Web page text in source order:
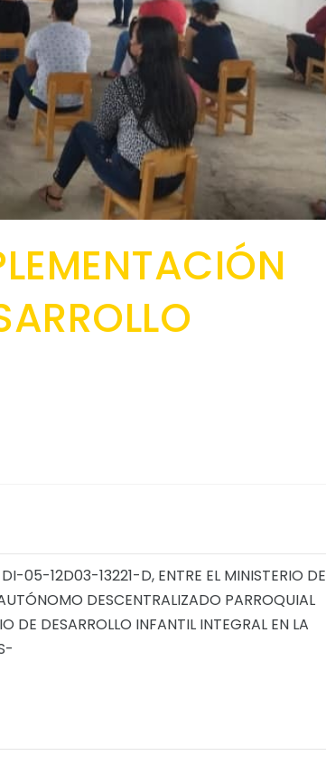
05-12D03-13221-D, ENTRE EL MINISTERIO DE
DESCENTRALIZADO PARROQUIAL
DE DESARROLLO INFANTIL INTEGRAL EN LA